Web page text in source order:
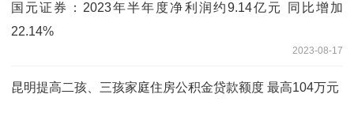
国元证券：2023年半年度净利润约9.14亿元 同比增加
22.14%
2023-08-17
昆明提高二孩、三孩家庭住房公积金贷款额度 最高104万元